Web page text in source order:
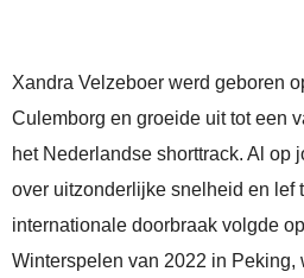
Xandra Velzeboer werd geboren
Culemborg en groeide uit tot een
het Nederlandse shorttrack. Al op
over uitzonderlijke snelheid en lef
internationale doorbraak volgde
Winterspelen van 2022 in Peking,